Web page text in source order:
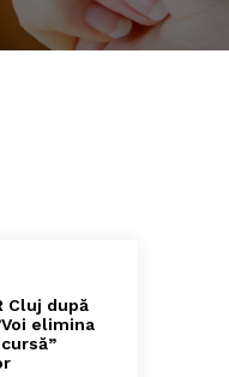
Cluj după
elimina